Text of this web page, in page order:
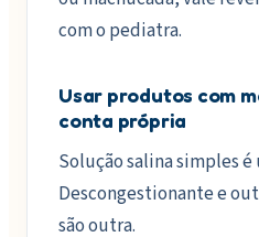
com o pediatra.
Usar produtos com
conta própria
Solução salina simples é
Descongestionante e
são outra.